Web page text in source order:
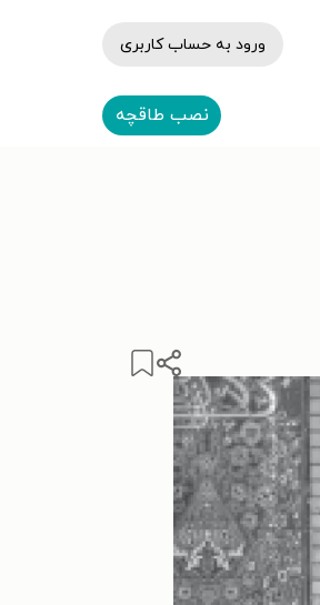
ورود به حساب کاربری
نصب طاقچه